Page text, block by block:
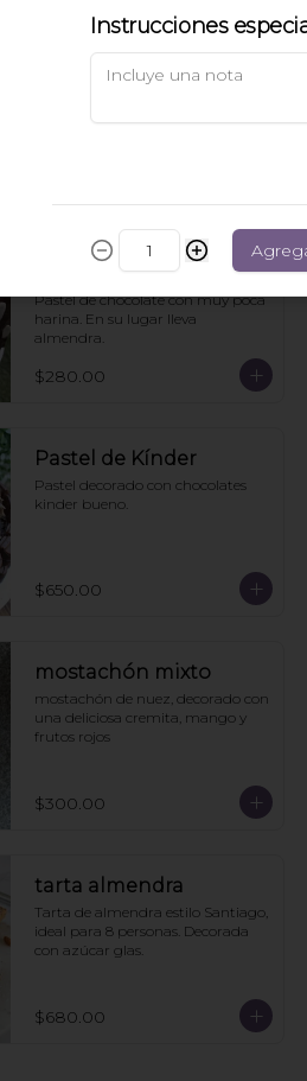
Pastel Nane
Pastel de vainilla relleno y cubierto
de mermelada de chabacano y
Pastel de Chocolate
con muy poca Harina
Pastel de chocolate con muy poca
harina. En su lugar lleva
almendra.
$280.00
Pastel de Kínder
Pastel decorado con chocolates
kinder bueno.
$650.00
mostachón mixto
mostachón de nuez, decorado con
una deliciosa cremita, mango y
frutos rojos
$300.00
tarta almendra
Tarta de almendra estilo Santiago,
ideal para 8 personas. Decorada
con azúcar glas.
$680.00
Instrucciones